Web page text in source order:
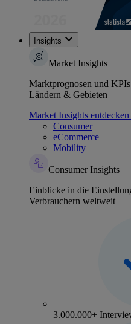
Insights
Market Insights
Marktprognosen und
Ländern & Gebieten
Market Insights entdecken
Consumer
eCommerce
Mobility
Consumer Insights
Einblicke in die
Verbrauchern weltweit
3.000.000+